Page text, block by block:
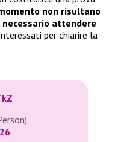
non risultano
necessario attendere
per chiarire la